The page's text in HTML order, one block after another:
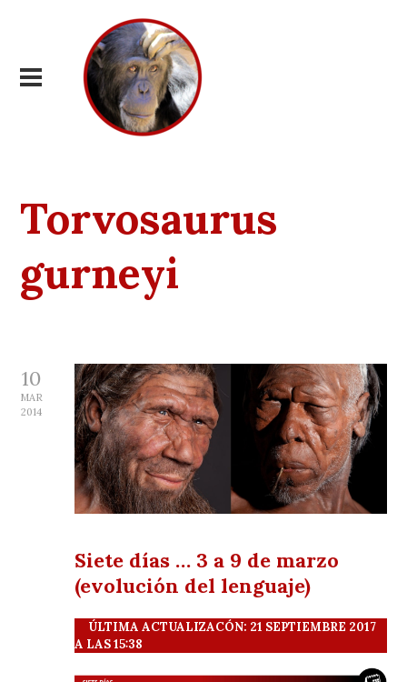
Torvosaurus
gurneyi
10
MAR
2014
Siete días … 3 a 9 de marzo
(evolución del lenguaje)
ÚLTIMA ACTUALIZACÓN: 21 SEPTIEMBRE 2017
A LAS 15:38